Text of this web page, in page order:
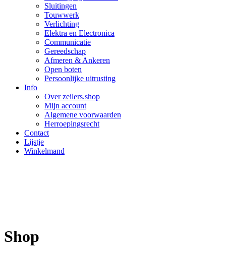
Sluitingen
Touwwerk
Verlichting
Elektra en Electronica
Communicatie
Gereedschap
Afmeren & Ankeren
Open boten
Persoonlijke uitrusting
Info
Over zeilers.shop
Mijn account
Algemene voorwaarden
Herroepingsrecht
Contact
Lijstje
Winkelmand
Shop